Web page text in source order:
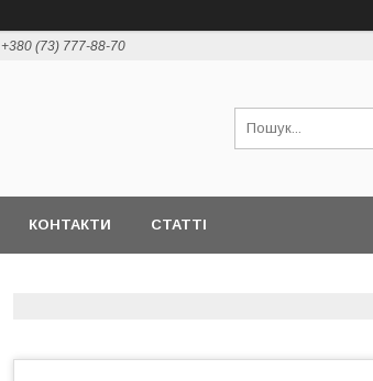
+380 (73) 777-88-70
КОНТАКТИ СТАТТІ